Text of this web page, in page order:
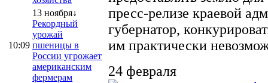
10:09
13 ноября↓
Рекордный
урожай
пшеницы в
России угрожает
американским
фермерам
пресс-релизе краевой
губернатор,
им практически
24 февраля